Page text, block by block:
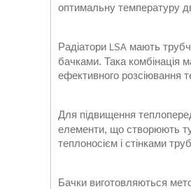
оптимальну температуру
Радіатори LSA мають
бачками. Така комбінація
ефективного розсіювання
Для підвищення
елементи, що створюють
теплоносієм і стінками
Бачки виготовляються